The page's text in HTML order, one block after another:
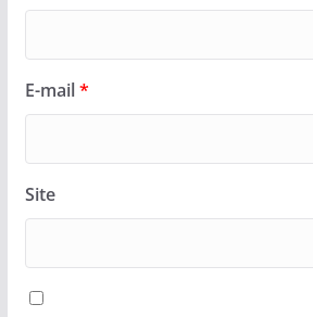
E-mail*
Site